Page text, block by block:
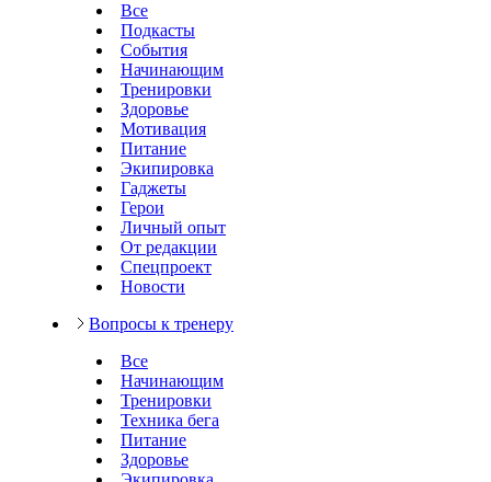
Все
Подкасты
События
Начинающим
Тренировки
Здоровье
Мотивация
Питание
Экипировка
Гаджеты
Герои
Личный опыт
От редакции
Спецпроект
Новости
Вопросы к тренеру
Все
Начинающим
Тренировки
Техника бега
Питание
Здоровье